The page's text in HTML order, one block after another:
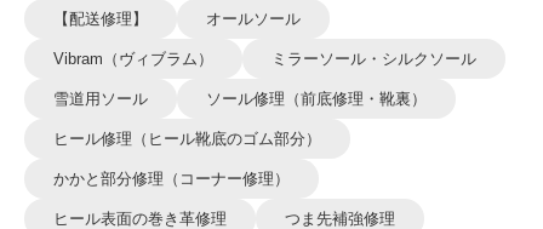
【配送修理】 オールソール
Vibram（ヴィブラム） ミラーソール・シルクソール
雪道用ソール ソール修理（前底修理・靴裏）
ヒール修理（ヒール靴底のゴム部分）
かかと部分修理（コーナー修理）
ヒール表面の巻き革修理 つま先補強修理